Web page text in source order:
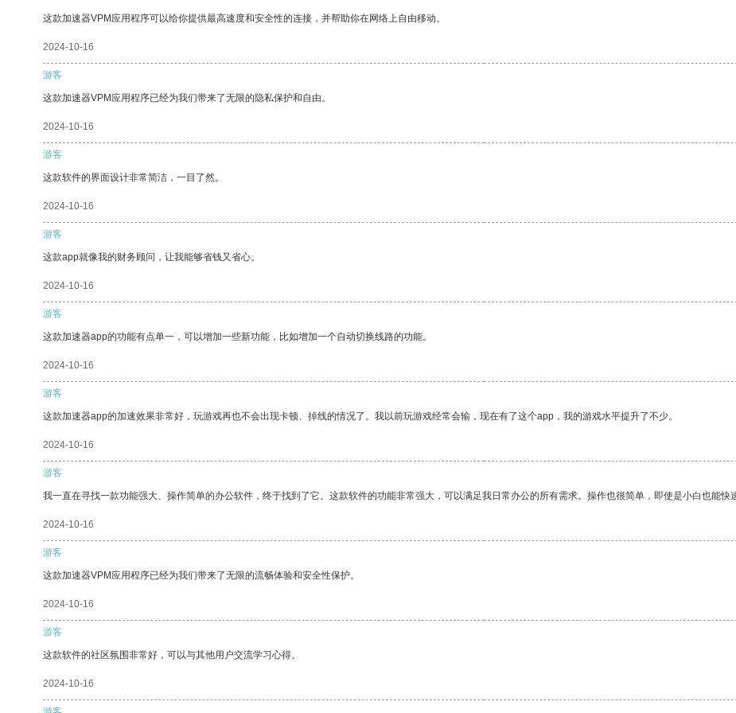
这款加速器VPM应用程序可以给你提供最高速度和安全性的连接，并帮助你在网络上自由移动。
2024-10-16
游客
这款加速器VPM应用程序已经为我们带来了无限的隐私保护和自由。
2024-10-16
游客
这款软件的界面设计非常简洁，一目了然。
2024-10-16
游客
这款app就像我的财务顾问，让我能够省钱又省心。
2024-10-16
游客
这款加速器app的功能有点单一，可以增加一些新功能，比如增加一个自动切换线路的功能。
2024-10-16
游客
这款加速器app的加速效果非常好，玩游戏再也不会出现卡顿、掉线的情况了。我以前玩游戏经常会输，现在有了这个app，我的游戏水平提升了不少。
2024-10-16
游客
我一直在寻找一款功能强大、操作简单的办公软件，终于找到了它。这款软件的功能非常强大，可以满足我日常办公的所有需求。操作也很简单，即使是小白也能快
2024-10-16
游客
这款加速器VPM应用程序已经为我们带来了无限的流畅体验和安全性保护。
2024-10-16
游客
这款软件的社区氛围非常好，可以与其他用户交流学习心得。
2024-10-16